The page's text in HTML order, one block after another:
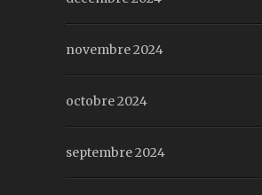
novembre 2024
octobre 2024
septembre 2024